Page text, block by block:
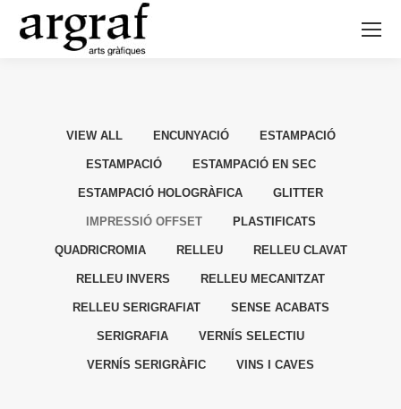
VIEW ALL ENCUNYACIÓ ESTAMPACIÓ
ESTAMPACIÓ ESTAMPACIÓ EN SEC
ESTAMPACIÓ HOLOGRÀFICA GLITTER
IMPRESSIÓ OFFSET PLASTIFICATS
QUADRICROMIA RELLEU RELLEU CLAVAT
RELLEU INVERS RELLEU MECANITZAT
RELLEU SERIGRAFIAT SENSE ACABATS
SERIGRAFIA VERNÍS SELECTIU
VERNÍS SERIGRÀFIC VINS I CAVES